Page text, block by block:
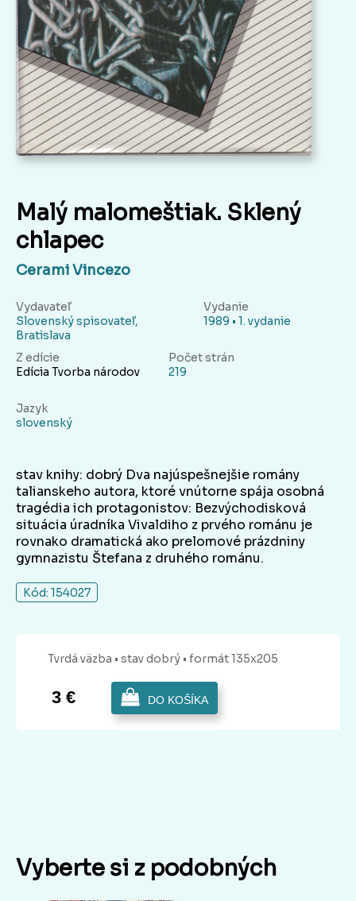
Malý malomeštiak. Sklený
chlapec
Cerami Vincezo
Vydavateľ
Slovenský spisovateľ,
Bratislava
Vydanie
1989 • 1. vydanie
Z edície
Edícia Tvorba národov
Počet strán
219
Jazyk
slovenský
stav knihy: dobrý Dva najúspešnejšie romány
talianskeho autora, ktoré vnútorne spája osobná
tragédia ich protagonistov: Bezvýchodisková
situácia úradníka Vivaldiho z prvého románu je
rovnako dramatická ako prelomové prázdniny
gymnazistu Štefana z druhého románu.
Kód: 154027
Tvrdá väzba • stav dobrý • formát 135x205
3 € DO KOŠÍKA
Vyberte si z podobných